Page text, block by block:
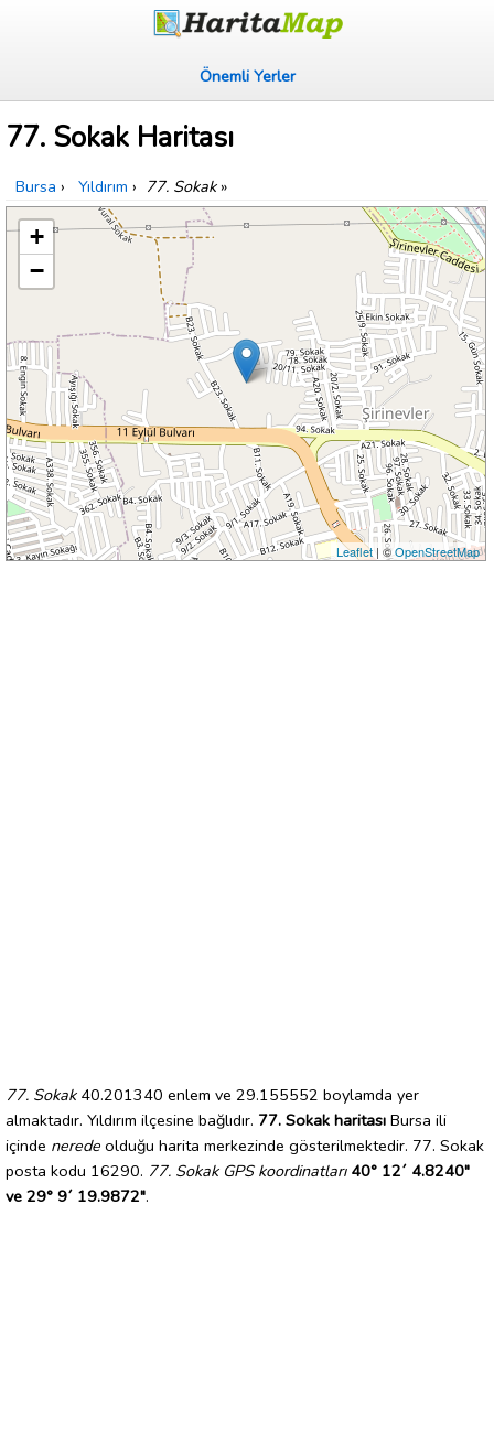
Önemli Yerler
77. Sokak Haritası
Bursa › Yıldırım › 77. Sokak»
+
−
Leaflet| ©OpenStreetMap
77. Sokak40.201340 enlem ve 29.155552 boylamda yer
almaktadır. Yıldırım ilçesine bağlıdır. 77. Sokak haritası Bursa ili
içinde nerede olduğu harita merkezinde gösterilmektedir. 77. Sokak
posta kodu 16290. 77. Sokak GPS koordinatları 40° 12´ 4.8240"
ve 29° 9´ 19.9872".